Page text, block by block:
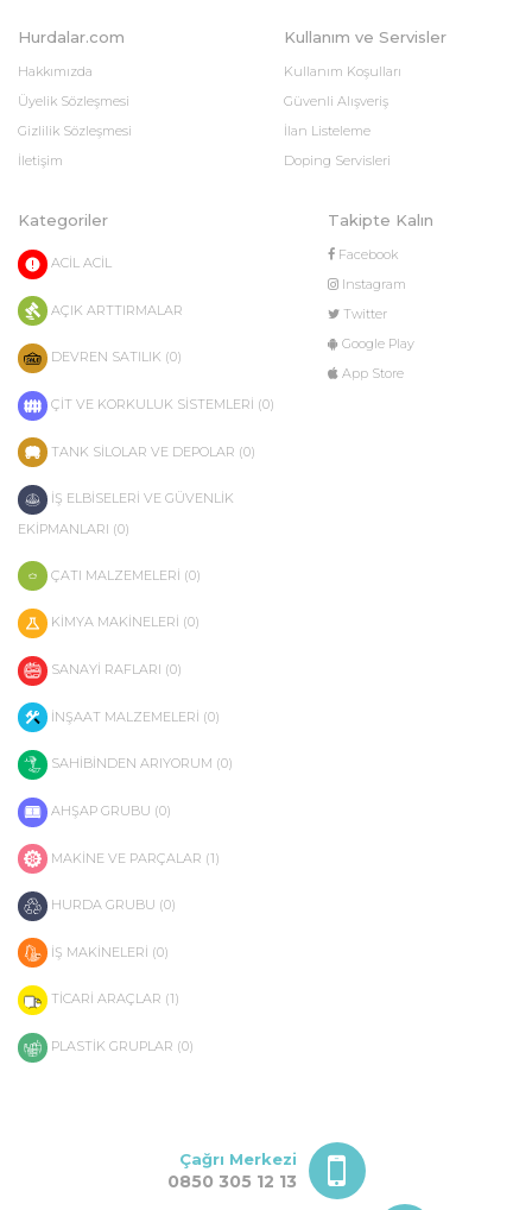
Hurdalar.com
Hakkımızda
Üyelik Sözleşmesi
Gizlilik Sözleşmesi
İletişim
Kullanım ve Servisler
Kullanım Koşulları
Güvenli Alışveriş
İlan Listeleme
Doping Servisleri
Kategoriler
ACİL ACİL
AÇIK ARTTIRMALAR
DEVREN SATILIK (0)
ÇİT VE KORKULUK SİSTEMLERİ (0)
TANK SİLOLAR VE DEPOLAR (0)
İŞ ELBİSELERİ VE GÜVENLİK
EKİPMANLARI (0)
ÇATI MALZEMELERİ (0)
KİMYA MAKİNELERİ (0)
SANAYİ RAFLARI (0)
İNŞAAT MALZEMELERİ (0)
SAHİBİNDEN ARIYORUM (0)
AHŞAP GRUBU (0)
MAKİNE VE PARÇALAR (1)
HURDA GRUBU (0)
İŞ MAKİNELERİ (0)
TİCARİ ARAÇLAR (1)
PLASTİK GRUPLAR (0)
Takipte Kalın
Facebook
Instagram
Twitter
Google Play
App Store
Çağrı Merkezi
0850 305 12 13